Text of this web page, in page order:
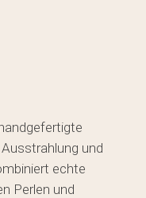
und
echte
Perlen und